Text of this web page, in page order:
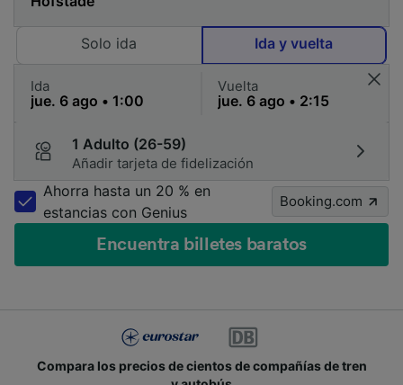
Solo ida Ida y vuelta
Ida Vuelta
1 Adulto (26-59)
Añadir tarjeta de fidelización
Ahorra hasta un 20 % en
estancias con Genius
Booking.com
Encuentra billetes baratos
de tren
Únete a los millones de personas que